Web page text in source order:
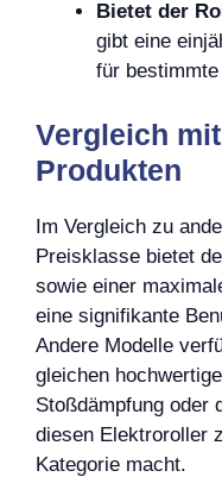
Bietet der
gibt eine
für bestimmte
Vergleich
Produkten
Im Vergleich zu
Preisklasse bietet
sowie einer
eine signifikante
Andere Modelle
gleichen
Stoßdämpfung oder
diesen Elektroroller
Kategorie macht.